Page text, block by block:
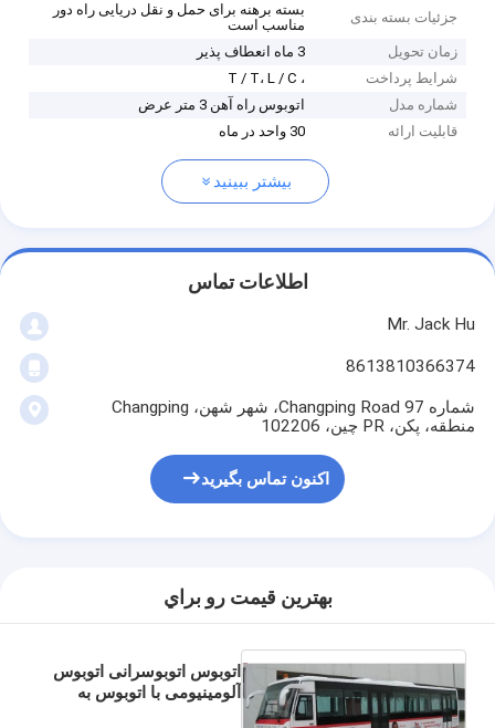
جزئیات بسته بندی
بسته برهنه برای حمل و نقل دریایی راه دور
مناسب است
زمان تحویل
3 ماه انعطاف پذیر
شرایط پرداخت
، T / T، L / C
شماره مدل
اتوبوس راه آهن 3 متر عرض
قابلیت ارائه
30 واحد در ماه
بیشتر ببینید
اطلاعات تماس
Mr. Jack Hu
8613810366374
شماره 97 Changping Road، شهر شهن، Changping
منطقه، پکن، PR چین، 102206
اکنون تماس بگیرید
بهترين قيمت رو براي
اتوبوس اتوبوسرانی اتوبوس
آلومینیومی با اتوبوس به